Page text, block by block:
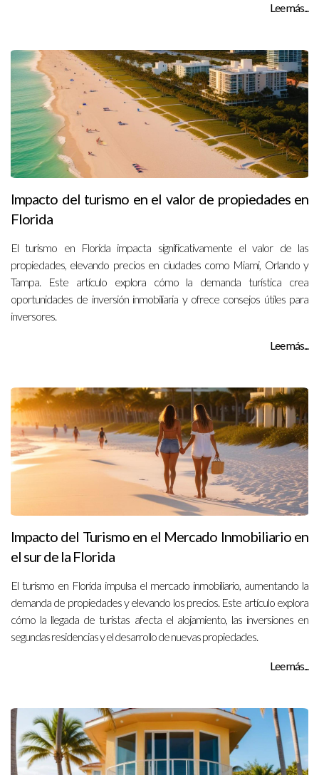
Lee más...
Impacto del turismo en el valor de propiedades en
Florida
El turismo en Florida impacta significativamente el valor de las
propiedades, elevando precios en ciudades como Miami, Orlando y
Tampa. Este artículo explora cómo la demanda turística crea
oportunidades de inversión inmobiliaria y ofrece consejos útiles para
inversores.
Lee más...
Impacto del Turismo en el Mercado Inmobiliario en
el sur de la Florida
El turismo en Florida impulsa el mercado inmobiliario, aumentando la
demanda de propiedades y elevando los precios. Este artículo explora
cómo la llegada de turistas afecta el alojamiento, las inversiones en
segundas residencias y el desarrollo de nuevas propiedades.
Lee más...